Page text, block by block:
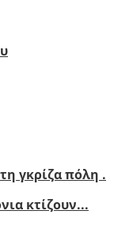
γκρίζα πόλη .
κτίζουν...